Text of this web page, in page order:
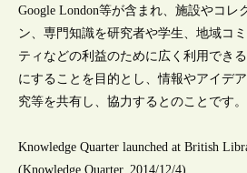
Google London等が含まれ、施設やコレ
ン、専門知識を研究者や学生、地域コ
ティなどの利益のために広く利用でき
にすることを目的とし、情報やアイデ
究等を共有し、協力するとのことです。
Knowledge Quarter launched at British
(Knowledge Quarter, 2014/12/4)